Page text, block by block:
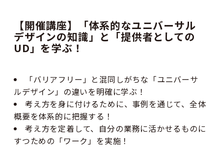
【開催講座】 「体系的なユニバーサル
デザインの知識」と「提供者としての
UD」を学ぶ！
「バリアフリー」と混同しがちな「ユニバーサ
ルデザイン」の違いを明確に学ぶ！
考え方を身に付けるために、事例を通じて、全体
概要を体系的に把握する！
考え方を定着して、自分の業務に活かせるものに
すつための「ワーク」を実施！